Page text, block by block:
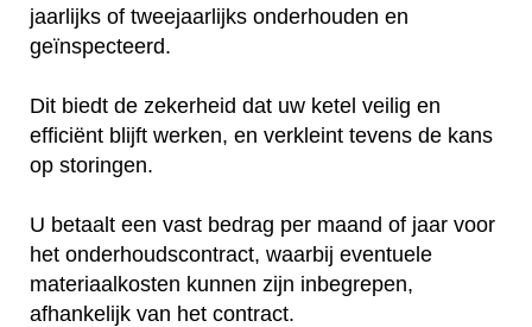
jaarlijks of tweejaarlijks onderhouden en
geïnspecteerd.
Dit biedt de zekerheid dat uw ketel veilig en
efficiënt blijft werken, en verkleint tevens de kans
op storingen.
U betaalt een vast bedrag per maand of jaar voor
het onderhoudscontract, waarbij eventuele
materiaalkosten kunnen zijn inbegrepen,
afhankelijk van het contract.